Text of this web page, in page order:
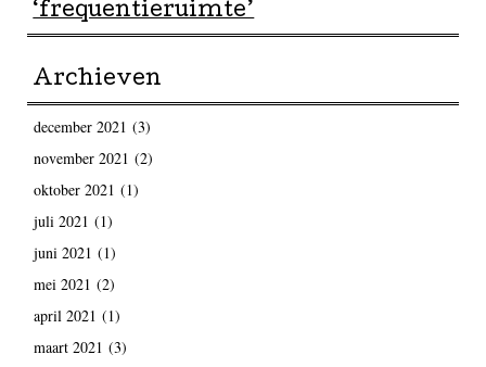
‘frequentieruimte’
Archieven
december 2021 (3)
november 2021 (2)
oktober 2021 (1)
juli 2021 (1)
juni 2021 (1)
mei 2021 (2)
april 2021 (1)
maart 2021 (3)